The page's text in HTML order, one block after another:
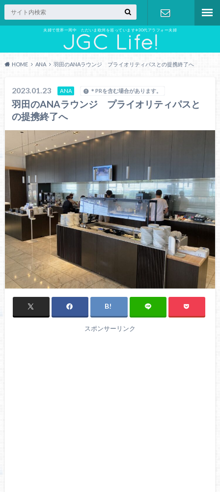
夫婦で世界一周中 ただいま欧州を巡っています✈︎30代アラフォー夫婦
お問い合わ
せ
HOME ANA 羽田のANAラウンジ プライオリティパスとの提携終了へ
2023.01.23 ANA ＊PRを含む場合があります。
羽田のANAラウンジ プライオリティパスと
の提携終了へ
スポンサーリンク